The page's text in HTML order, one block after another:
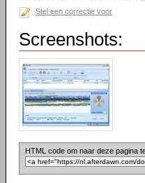
Stel een correctie voor
Screenshots:
HTML code om naar deze pagina